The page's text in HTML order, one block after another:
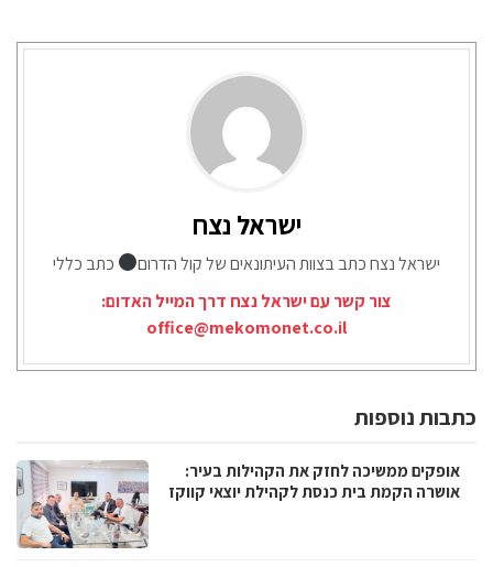
ישראל נצח
ישראל נצח כתב בצוות העיתונאים של קול הדרום
כתב כללי
צור קשר עם ישראל נצח דרך המייל האדום:
office@mekomonet.co.il
כתבות נוספות
אופקים ממשיכה לחזק את הקהילות בעיר:
אושרה הקמת בית כנסת לקהילת יוצאי קווקז